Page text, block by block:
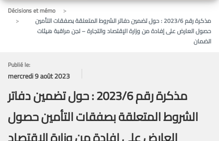
Décisions et mémo
مذكرة رقم 2023/6 : حول تضمين دفاتر الشروط المتعلقة بصفقات التأمين
حصول العارض على إفادة من وزارة الإقتصاد والتجارة – لجن مراقبة هيئات
الضمان
Publié le:
mercredi 9 août 2023
مذكرة رقم 2023/6 : حول تضمين دفاتر
الشروط المتعلقة بصفقات التأمين حصول